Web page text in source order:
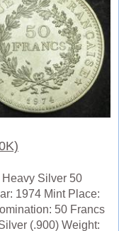
Silver 50
1974 Mint Place:
50 Francs
(.900) Weight: